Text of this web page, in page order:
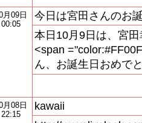
月09日
00:05
今日は宮田さんのお
本日10月9日は、宮
<span
ん、お誕生日おめで
月08日
22:15
kawaii